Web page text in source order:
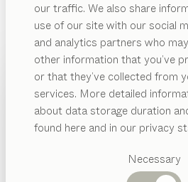
our traffic. We also share
use of our site with our social
and analytics partners who
other information that you’ve
or that they’ve collected from
services. More detailed
about data storage duration
found here and in our privacy
Necessary
Catégories
suggérées
PRODUITS
INSPIRATION
QUI SOMMES-
REVENDEUR
Les étagères déco variées
passion du détail. Qu’elles
montées sur la rambarde du lit
accueillent tous les petits
CONFIGURER
TÉLÉCHARGEMENTS
Fiche produit (étagère déco)